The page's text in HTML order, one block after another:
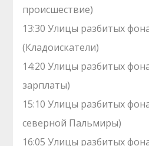
происшествие)
13:30 Улицы разбитых
(Кладоискатели)
14:20 Улицы разбитых
зарплаты)
15:10 Улицы разбитых
северной Пальмиры)
16:05 Улицы разбитых